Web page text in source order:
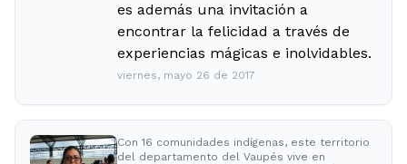
es además una invitación a
encontrar la felicidad a través de
experiencias mágicas e inolvidables.
viernes, mayo 26 de 2017
Con 16 comunidades indígenas, este territorio
del departamento del Vaupés vive en